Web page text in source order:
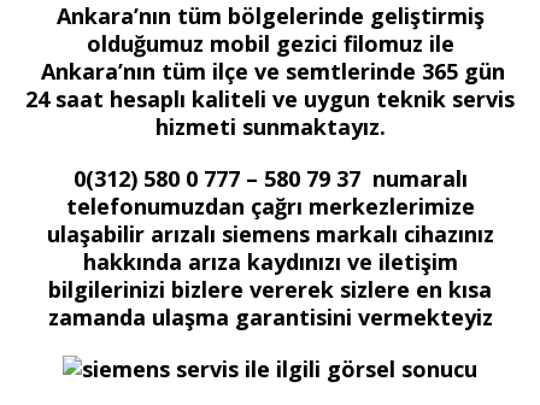
Ankara’nın tüm bölgelerinde geliştirmiş
olduğumuz mobil gezici filomuz ile
Ankara’nın tüm ilçe ve semtlerinde 365 gün
24 saat hesaplı kaliteli ve uygun teknik servis
hizmeti sunmaktayız.
0(312) 580 0 777 – 580 79 37 numaralı
telefonumuzdan çağrı merkezlerimize
ulaşabilir arızalı siemens markalı cihazınız
hakkında arıza kaydınızı ve iletişim
bilgilerinizi bizlere vererek sizlere en kısa
zamanda ulaşma garantisini vermekteyiz